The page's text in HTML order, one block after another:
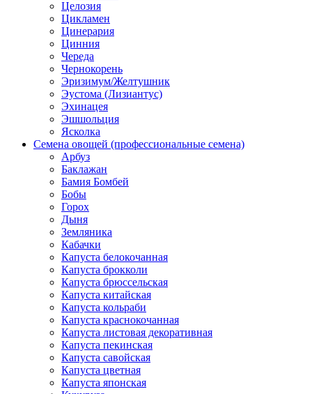
Целозия
Цикламен
Цинерария
Цинния
Череда
Чернокорень
Эризимум/Желтушник
Эустома (Лизиантус)
Эхинацея
Эшшольция
Ясколка
Семена овощей (профессиональные семена)
Арбуз
Баклажан
Бамия Бомбей
Бобы
Горох
Дыня
Земляника
Кабачки
Капуста белокочанная
Капуста брокколи
Капуста брюссельская
Капуста китайская
Капуста кольраби
Капуста краснокочанная
Капуста листовая декоративная
Капуста пекинская
Капуста савойская
Капуста цветная
Капуста японская